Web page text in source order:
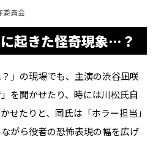
委員会
起きた怪奇現象…？
」の現場でも、主演の渋谷凪咲
を聞かせたり、時には川松氏自
せたりと、同氏は「ホラー担当」
がら役者の恐怖表現の幅を広げ